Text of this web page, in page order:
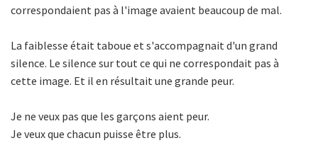
correspondaient pas à l'image avaient beaucoup de mal.
La faiblesse était taboue et s'accompagnait d'un grand
silence. Le silence sur tout ce qui ne correspondait pas à
cette image. Et il en résultait une grande peur.
Je ne veux pas que les garçons aient peur.
Je veux que chacun puisse être plus.